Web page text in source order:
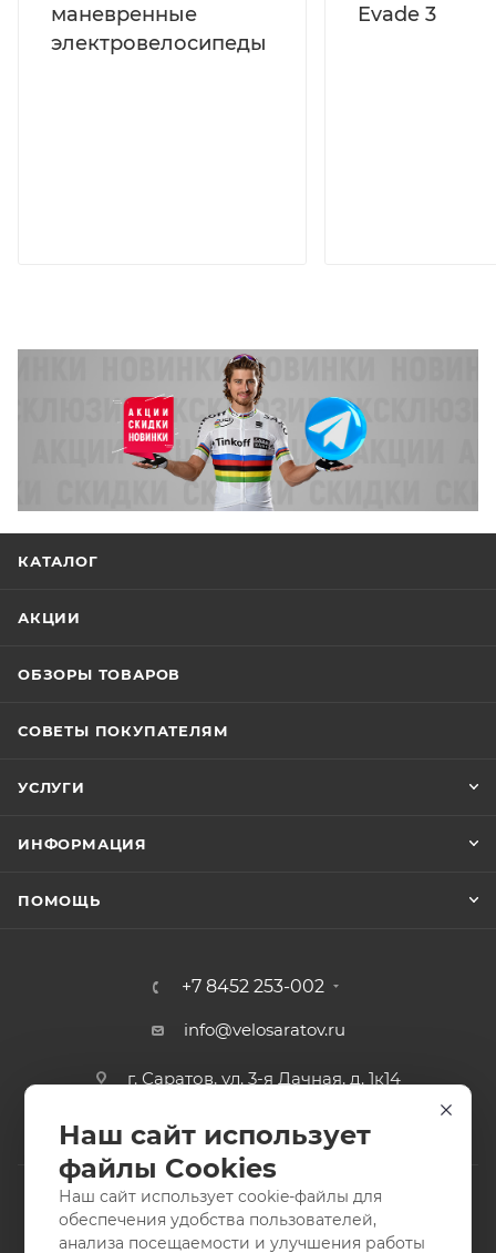
маневренные
электровелосипеды
Evade 3
КАТАЛОГ
АКЦИИ
ОБЗОРЫ ТОВАРОВ
СОВЕТЫ ПОКУПАТЕЛЯМ
УСЛУГИ
ИНФОРМАЦИЯ
ПОМОЩЬ
+7 8452 253-002
info@velosaratov.ru
г. Саратов, ул. 3-я Дачная, д. 1к14
2011-2026 © интернет-магазин спортивных товаров
Наш сайт использует
файлы Cookies
Наш сайт использует cookie-файлы для
обеспечения удобства пользователей,
анализа посещаемости и улучшения работы